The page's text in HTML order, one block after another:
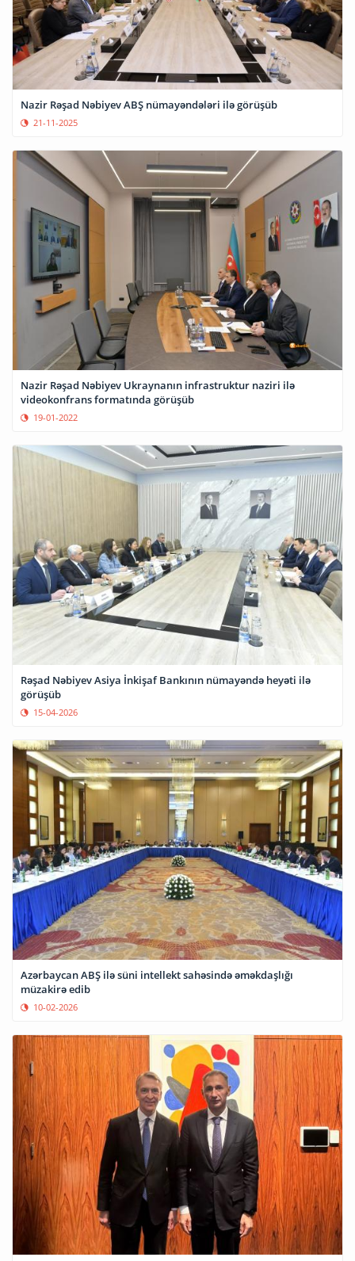
Nazir Rəşad Nəbiyev ABŞ nümayəndələri ilə görüşüb
21-11-2025
Nazir Rəşad Nəbiyev Ukraynanın infrastruktur naziri ilə
videokonfrans formatında görüşüb
19-01-2022
Rəşad Nəbiyev Asiya İnkişaf Bankının nümayəndə heyəti ilə
görüşüb
15-04-2026
Azərbaycan ABŞ ilə süni intellekt sahəsində əməkdaşlığı
müzakirə edib
10-02-2026